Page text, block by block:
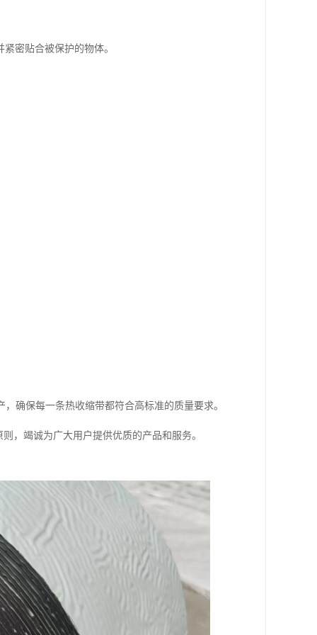
密贴合被保护的物体。
确保每一条热收缩带都符合高标准的质量要求。
，竭诚为广大用户提供优质的产品和服务。